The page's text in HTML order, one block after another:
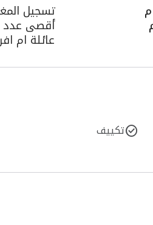
تسجيل
أقصى عدد
عائلة ام
تكييف